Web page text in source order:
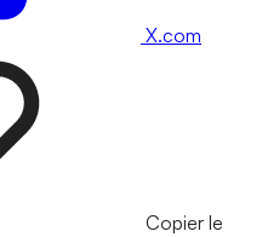
X.com
Copier le